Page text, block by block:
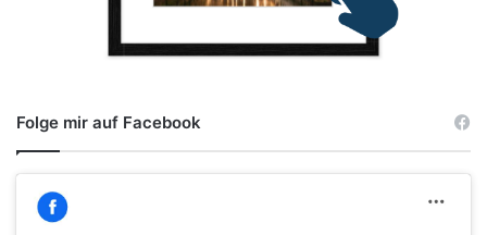
Folge mir auf Facebook